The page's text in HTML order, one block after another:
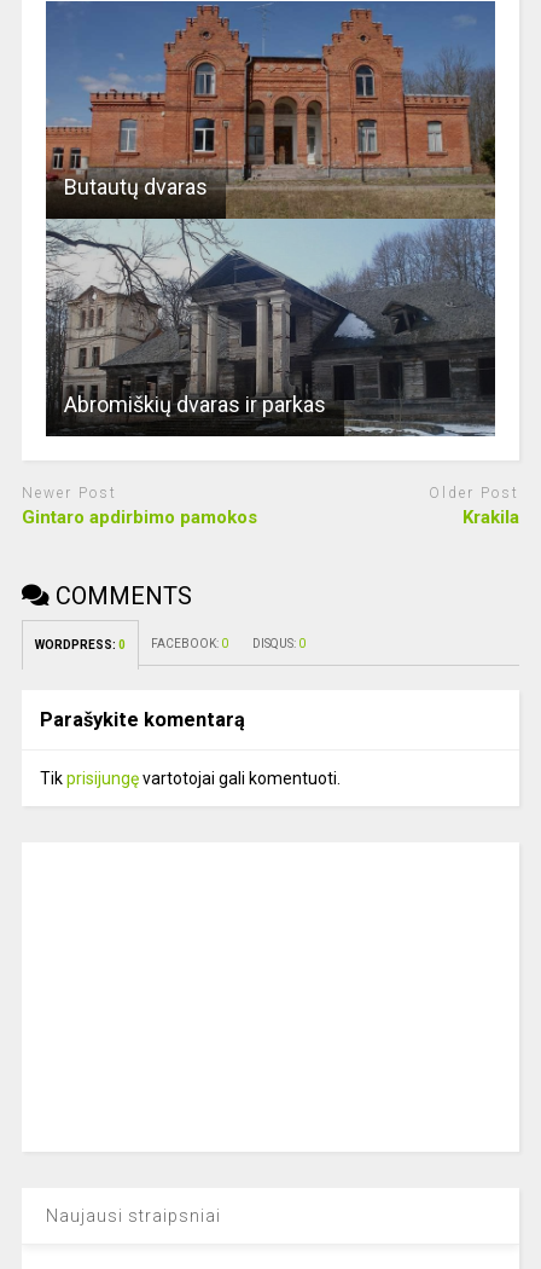
Butautų dvaras
Abromiškių dvaras ir parkas
Newer Post
Gintaro apdirbimo pamokos
Older Post
Krakila
COMMENTS
WORDPRESS: 0 FACEBOOK: 0 DISQUS: 0
Parašykite komentarą
Tikprisijungęvartotojai gali komentuoti.
Naujausi straipsniai